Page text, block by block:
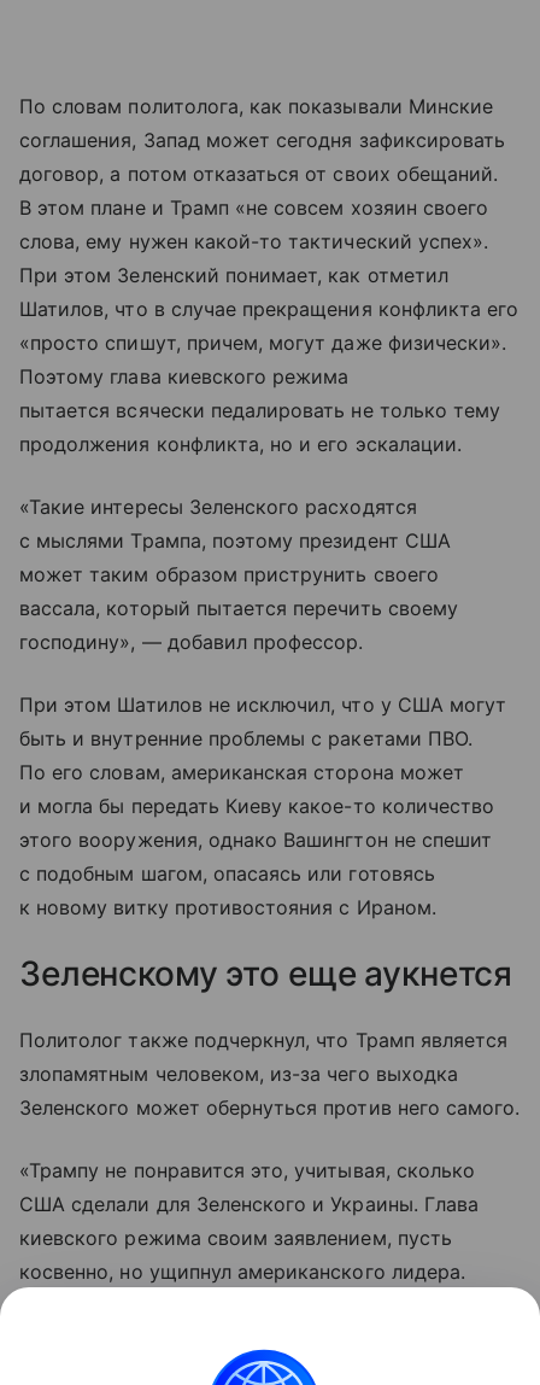
По словам политолога, как показывали Минские
соглашения, Запад может сегодня зафиксировать
договор, а потом отказаться от своих обещаний.
В этом плане и Трамп «не совсем хозяин своего
слова, ему нужен какой-то тактический успех».
При этом Зеленский понимает, как отметил
Шатилов, что в случае прекращения конфликта его
«просто спишут, причем, могут даже физически».
Поэтому глава киевского режима
пытается всячески педалировать не только тему
продолжения конфликта, но и его эскалации.
«Такие интересы Зеленского расходятся
с мыслями Трампа, поэтому президент США
может таким образом приструнить своего
вассала, который пытается перечить своему
господину», — добавил профессор.
При этом Шатилов не исключил, что у США могут
быть и внутренние проблемы с ракетами ПВО.
По его словам, американская сторона может
и могла бы передать Киеву какое-то количество
этого вооружения, однако Вашингтон не спешит
с подобным шагом, опасаясь или готовясь
к новому витку противостояния с Ираном.
Зеленскому это еще аукнется
Политолог также подчеркнул, что Трамп является
злопамятным человеком, из-за чего выходка
Зеленского может обернуться против него самого.
«Трампу не понравится это, учитывая, сколько
США сделали для Зеленского и Украины. Глава
киевского режима своим заявлением, пусть
косвенно, но ущипнул американского лидера.
с Трампом», — считает профессор.